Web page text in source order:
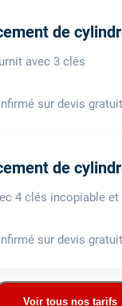
de
avec 3 clés
sur devis gratuit
de
4 clés incopiable
sur devis gratuit
Voir tous nos tarifs